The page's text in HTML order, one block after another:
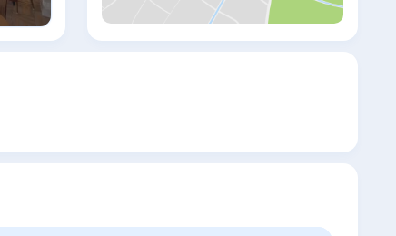
Антальи составляет 65 км.